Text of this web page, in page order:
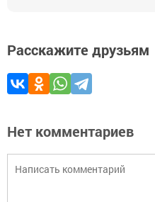
Расскажите друзьям
Нет комментариев